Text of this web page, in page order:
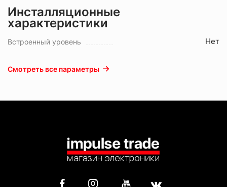
Инсталляционные
характеристики
Встроенный уровень Нет
Смотреть все параметры